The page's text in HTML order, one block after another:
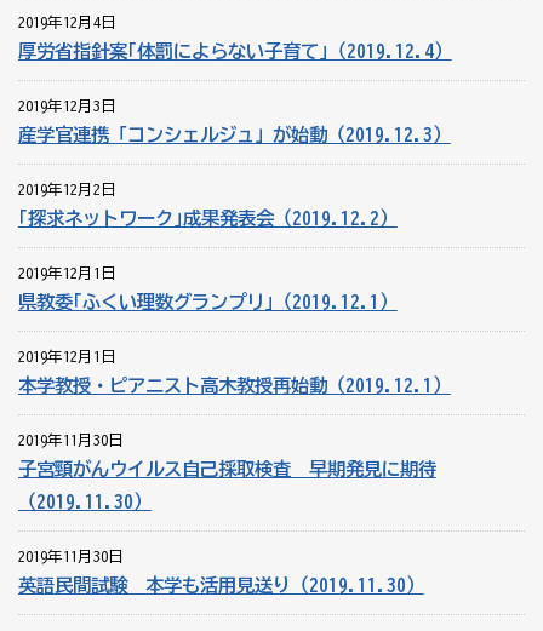
2019年12月4日
厚労省指針案｢体罰によらない子育て｣（2019.12.4）
2019年12月3日
産学官連携「コンシェルジュ」が始動（2019.12.3）
2019年12月2日
｢探求ネットワーク｣成果発表会（2019.12.2）
2019年12月1日
県教委｢ふくい理数グランプリ｣（2019.12.1）
2019年12月1日
本学教授・ピアニスト高木教授再始動（2019.12.1）
2019年11月30日
子宮頸がんウイルス自己採取検査 早期発見に期待
（2019.11.30）
2019年11月30日
英語民間試験 本学も活用見送り（2019.11.30）